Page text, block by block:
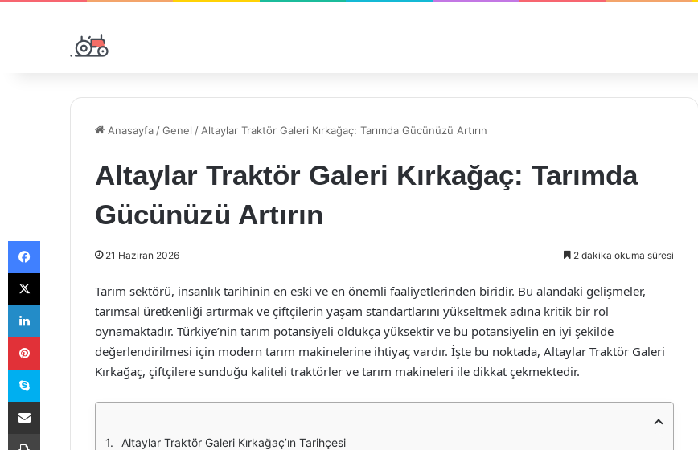
Anasayfa /Genel / Altaylar Traktör Galeri Kırkağaç: Tarımda Gücünüzü Artırın
Altaylar Traktör Galeri Kırkağaç: Tarımda
Gücünüzü Artırın
21 Haziran 2026 2 dakika okuma süresi
Tarım sektörü, insanlık tarihinin en eski ve en önemli faaliyetlerinden biridir. Bu alandaki gelişmeler,
tarımsal üretkenliği artırmak ve çiftçilerin yaşam standartlarını yükseltmek adına kritik bir rol
oynamaktadır. Türkiye’nin tarım potansiyeli oldukça yüksektir ve bu potansiyelin en iyi şekilde
değerlendirilmesi için modern tarım makinelerine ihtiyaç vardır. İşte bu noktada, Altaylar Traktör Galeri
Kırkağaç, çiftçilere sunduğu kaliteli traktörler ve tarım makineleri ile dikkat çekmektedir.
Altaylar Traktör Galeri Kırkağaç’ın Tarihçesi
Facebook
X
LinkedIn
Pinterest
Skype
E-Posta ile paylaş